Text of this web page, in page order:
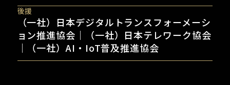
後援
（一社）日本デジタルトランスフォーメーシ
ョン推進協会｜（一社）日本テレワーク協会
｜（一社）AI・IoT普及推進協会